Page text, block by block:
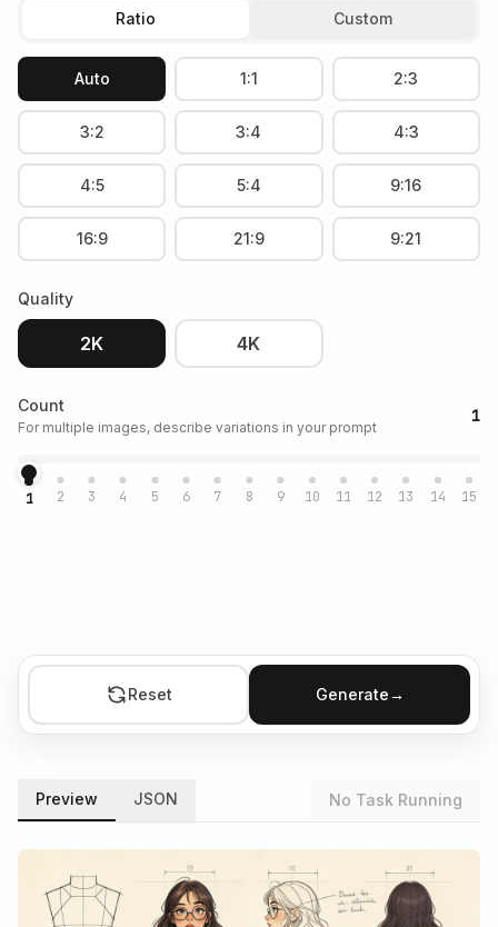
Ratio Custom
Auto 1:1 2:3
3:2 3:4 4:3
4:5 5:4 9:16
16:9 21:9 9:21
Quality
2K 4K
Count
For multiple images, describe variations in your prompt
1
1 2 3 4 5 6 7 8 9 10 11 12 13 14 15
Reset Generate→
Preview JSON No Task Running